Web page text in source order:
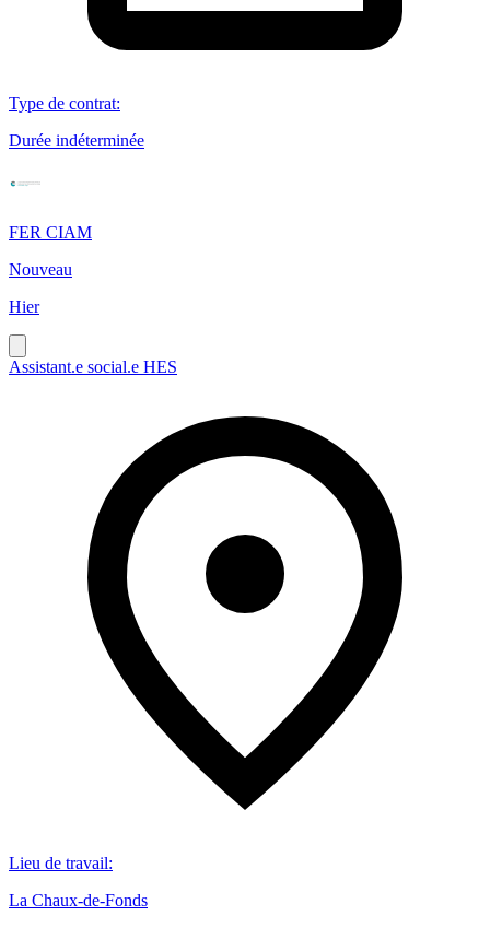
Type de contrat:
Durée indéterminée
FER CIAM
Nouveau
Hier
Assistant.e social.e HES
Lieu de travail:
La Chaux-de-Fonds